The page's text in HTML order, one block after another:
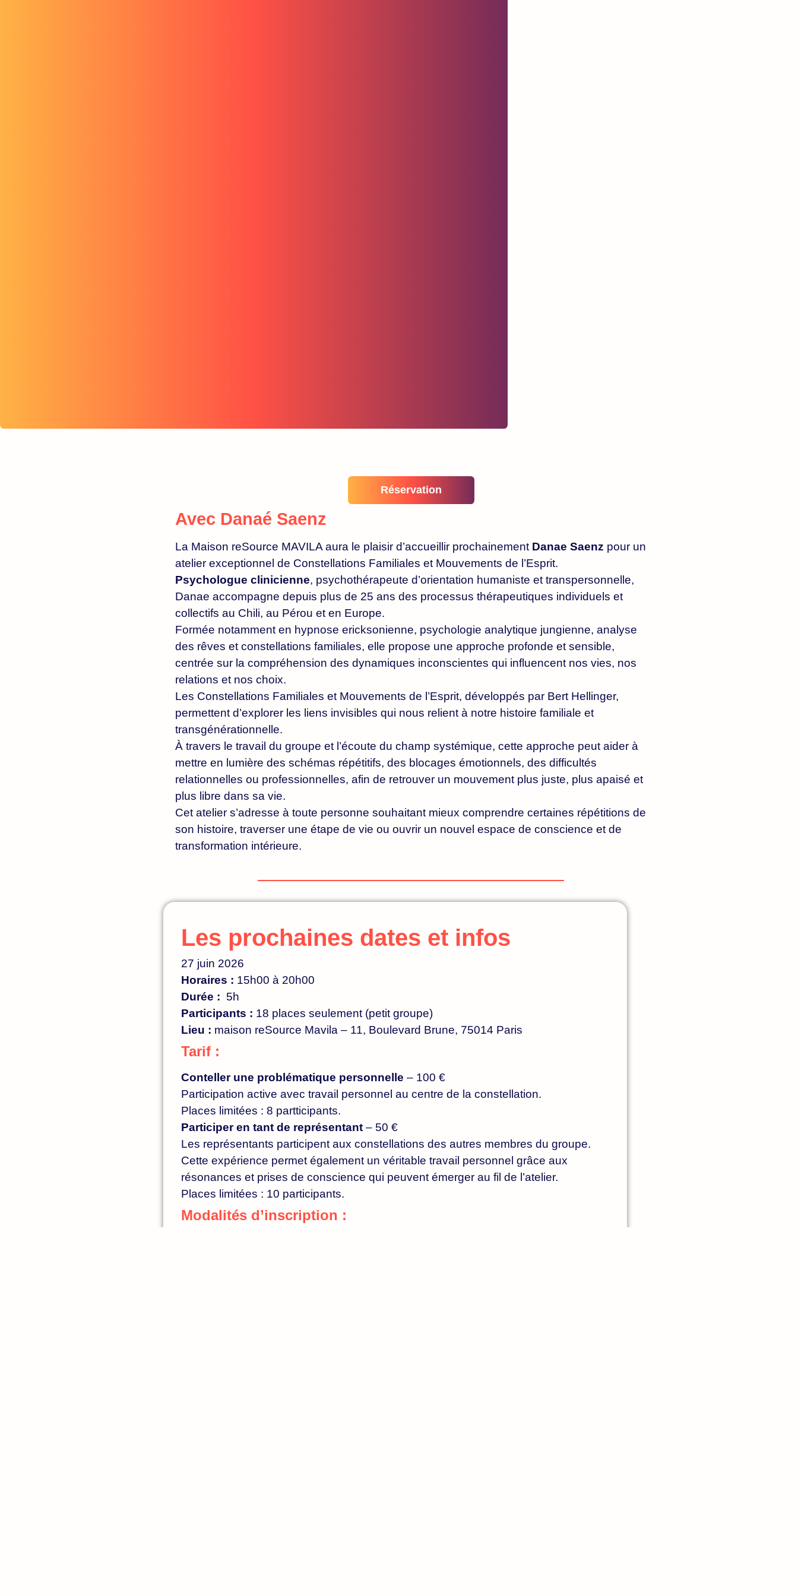
Réservation
Avec Danaé Saenz
La Maison reSource MAVILA aura le plaisir d’accueillir prochainement Danae Saenz pour un
atelier exceptionnel de Constellations Familiales et Mouvements de l’Esprit.
Psychologue clinicienne, psychothérapeute d’orientation humaniste et transpersonnelle,
Danae accompagne depuis plus de 25 ans des processus thérapeutiques individuels et
collectifs au Chili, au Pérou et en Europe.
Formée notamment en hypnose ericksonienne, psychologie analytique jungienne, analyse
des rêves et constellations familiales, elle propose une approche profonde et sensible,
centrée sur la compréhension des dynamiques inconscientes qui influencent nos vies, nos
relations et nos choix.
Les Constellations Familiales et Mouvements de l’Esprit, développés par Bert Hellinger,
permettent d’explorer les liens invisibles qui nous relient à notre histoire familiale et
transgénérationnelle.
À travers le travail du groupe et l’écoute du champ systémique, cette approche peut aider à
mettre en lumière des schémas répétitifs, des blocages émotionnels, des difficultés
relationnelles ou professionnelles, afin de retrouver un mouvement plus juste, plus apaisé et
plus libre dans sa vie.
Cet atelier s’adresse à toute personne souhaitant mieux comprendre certaines répétitions de
son histoire, traverser une étape de vie ou ouvrir un nouvel espace de conscience et de
transformation intérieure.
Les prochaines dates et infos
27 juin 2026
Horaires : 15h00 à 20h00
Durée : 5h
Participants : 18 places seulement (petit groupe)
Lieu : maison reSource Mavila – 11, Boulevard Brune, 75014 Paris
Tarif :
Conteller une problématique personnelle – 100 €
Participation active avec travail personnel au centre de la constellation.
Places limitées : 8 partticipants.
Participer en tant de représentant– 50 €
Les représentants participent aux constellations des autres membres du groupe.
Cette expérience permet également un véritable travail personnel grâce aux
résonances et prises de conscience qui peuvent émerger au fil de l’atelier.
Places limitées : 10 participants.
Modalités d’inscription :